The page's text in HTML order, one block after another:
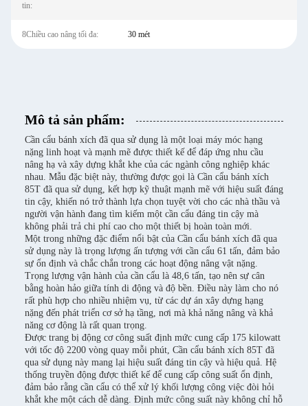
tin:
8Chiều cao nâng tối đa: 30 mét
Mô tả sản phẩm:
Cần cẩu bánh xích đã qua sử dụng là một loại máy móc hạng
nặng linh hoạt và mạnh mẽ được thiết kế để đáp ứng nhu cầu
nâng hạ và xây dựng khắt khe của các ngành công nghiệp khác
nhau. Mẫu đặc biệt này, thường được gọi là Cần cẩu bánh xích
85T đã qua sử dụng, kết hợp kỹ thuật mạnh mẽ với hiệu suất đáng
tin cậy, khiến nó trở thành lựa chọn tuyệt vời cho các nhà thầu và
người vận hành đang tìm kiếm một cần cẩu đáng tin cậy mà
không phải trả chi phí cao cho một thiết bị hoàn toàn mới.
Một trong những đặc điểm nổi bật của Cần cẩu bánh xích đã qua
sử dụng này là trọng lượng ấn tượng với cần cẩu 61 tấn, đảm bảo
sự ổn định và chắc chắn trong các hoạt động nâng vật nặng.
Trọng lượng vận hành của cần cẩu là 48,6 tấn, tạo nên sự cân
bằng hoàn hảo giữa tính di động và độ bền. Điều này làm cho nó
rất phù hợp cho nhiều nhiệm vụ, từ các dự án xây dựng hạng
nặng đến phát triển cơ sở hạ tầng, nơi mà khả năng nâng và khả
năng cơ động là rất quan trọng.
Được trang bị động cơ công suất định mức cung cấp 175 kilowatt
với tốc độ 2200 vòng quay mỗi phút, Cần cẩu bánh xích 85T đã
qua sử dụng này mang lại hiệu suất đáng tin cậy và hiệu quả. Hệ
thống truyền động được thiết kế để cung cấp công suất ổn định,
đảm bảo rằng cần cẩu có thể xử lý khối lượng công việc đòi hỏi
khắt khe một cách dễ dàng. Định mức công suất này không chỉ hỗ